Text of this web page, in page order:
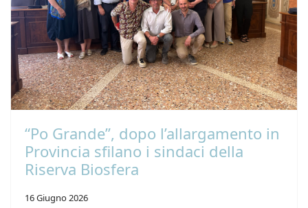
“Po Grande”, dopo l’allargamento in
Provincia sfilano i sindaci della
Riserva Biosfera
16 Giugno 2026